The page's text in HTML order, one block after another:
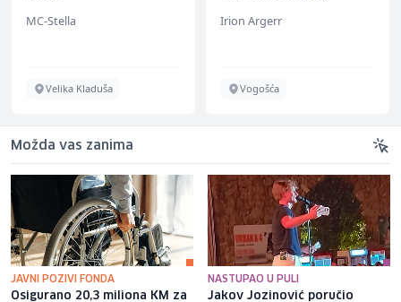
MC-Stella
Velika Kladuša
Irion Argerr
Vogošća
Možda vas zanima
JAVNI POZIVI FONDA
Osigurano 20,3 miliona KM za
NASTUPAO U PULI
Jakov Jozinović poručio